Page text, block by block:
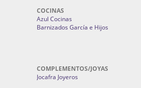
COCINAS
Azul Cocinas
Barnizados García e Hijos
COMPLEMENTOS/JOYAS
Jocafra Joyeros